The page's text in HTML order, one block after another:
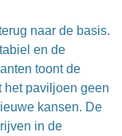
naar de basis.
en de
toont de
het paviljoen geen
kansen. De
in de